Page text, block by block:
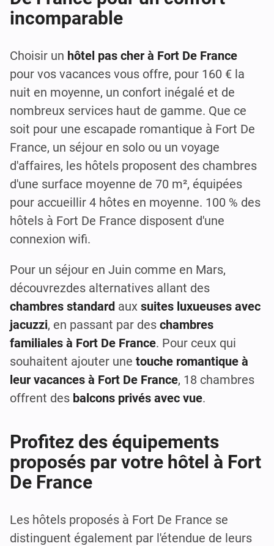
incomparable
Choisir un hôtel pas cher à Fort De France
pour vos vacances vous offre, pour 160 € la
nuit en moyenne, un confort inégalé et de
nombreux services haut de gamme. Que ce
soit pour une escapade romantique à Fort De
France, un séjour en solo ou un voyage
d'affaires, les hôtels proposent des chambres
d'une surface moyenne de 70 m², équipées
pour accueillir 4 hôtes en moyenne. 100 % des
hôtels à Fort De France disposent d'une
connexion wifi.
Pour un séjour en Juin comme en Mars,
découvrezdes alternatives allant des
chambres standard aux suites luxueuses avec
jacuzzi, en passant par des chambres
familiales à Fort De France. Pour ceux qui
souhaitent ajouter une touche romantique à
leur vacances à Fort De France, 18 chambres
offrent des balcons privés avec vue.
Profitez des équipements
proposés par votre hôtel à Fort
De France
Les hôtels proposés à Fort De France se
distinguent également par l'étendue de leurs